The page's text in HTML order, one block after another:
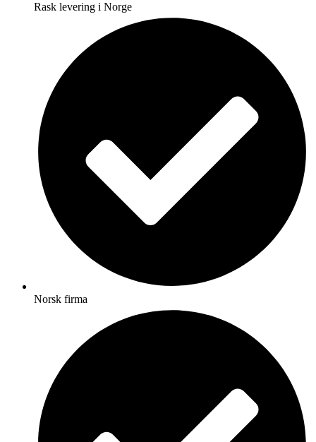
Rask levering i Norge
Norsk firma